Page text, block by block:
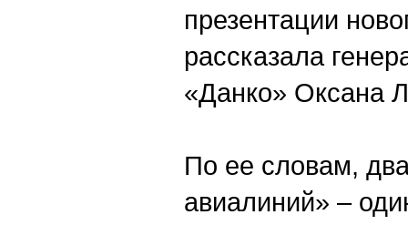
презентации
рассказала
«Данко» Оксана
По ее словам,
авиалиний» –